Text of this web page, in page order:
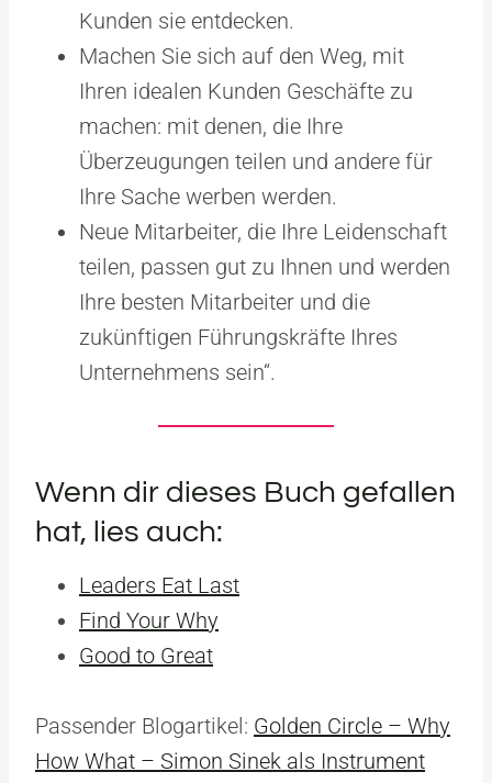
Kunden sie entdecken.
Machen Sie sich auf den Weg, mit
Ihren idealen Kunden Geschäfte zu
machen: mit denen, die Ihre
Überzeugungen teilen und andere für
Ihre Sache werben werden.
Neue Mitarbeiter, die Ihre Leidenschaft
teilen, passen gut zu Ihnen und werden
Ihre besten Mitarbeiter und die
zukünftigen Führungskräfte Ihres
Unternehmens sein“.
Wenn dir dieses Buch gefallen
hat, lies auch:
Leaders Eat Last
Find Your Why
Good to Great
Passender Blogartikel: Golden Circle – Why
How What – Simon Sinek als Instrument